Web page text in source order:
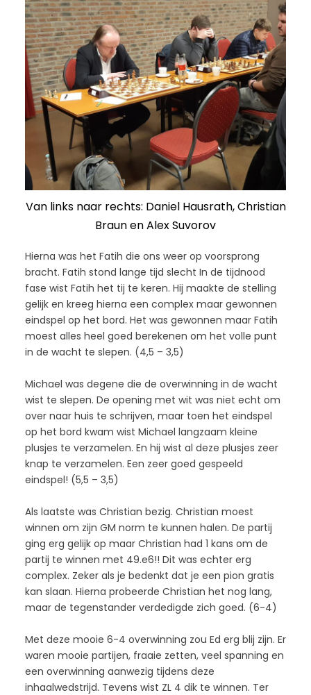
Van links naar rechts: Daniel Hausrath, Christian
Braun en Alex Suvorov
Hierna was het Fatih die ons weer op voorsprong
bracht. Fatih stond lange tijd slecht In de tijdnood
fase wist Fatih het tij te keren. Hij maakte de stelling
gelijk en kreeg hierna een complex maar gewonnen
eindspel op het bord. Het was gewonnen maar Fatih
moest alles heel goed berekenen om het volle punt
in de wacht te slepen. (4,5 – 3,5)
Michael was degene die de overwinning in de wacht
wist te slepen. De opening met wit was niet echt om
over naar huis te schrijven, maar toen het eindspel
op het bord kwam wist Michael langzaam kleine
plusjes te verzamelen. En hij wist al deze plusjes zeer
knap te verzamelen. Een zeer goed gespeeld
eindspel! (5,5 – 3,5)
Als laatste was Christian bezig. Christian moest
winnen om zijn GM norm te kunnen halen. De partij
ging erg gelijk op maar Christian had 1 kans om de
partij te winnen met 49.e6!! Dit was echter erg
complex. Zeker als je bedenkt dat je een pion gratis
kan slaan. Hierna probeerde Christian het nog lang,
maar de tegenstander verdedigde zich goed. (6-4)
Met deze mooie 6-4 overwinning zou Ed erg blij zijn. Er
waren mooie partijen, fraaie zetten, veel spanning en
een overwinning aanwezig tijdens deze
inhaalwedstrijd. Tevens wist ZL 4 dik te winnen. Ter